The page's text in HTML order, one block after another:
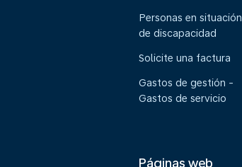
Personas en situación
de discapacidad
Solicite una factura
Gastos de gestión -
Gastos de servicio
Páginas web